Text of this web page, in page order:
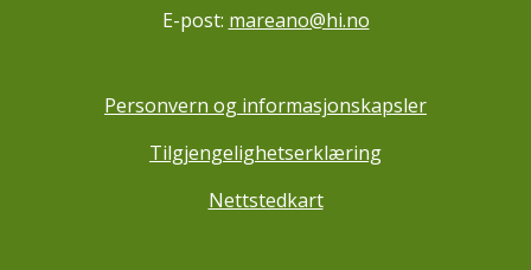
E-post: mareano@hi.no
Personvern og informasjonskapsler
Tilgjengelighetserklæring
Nettstedkart